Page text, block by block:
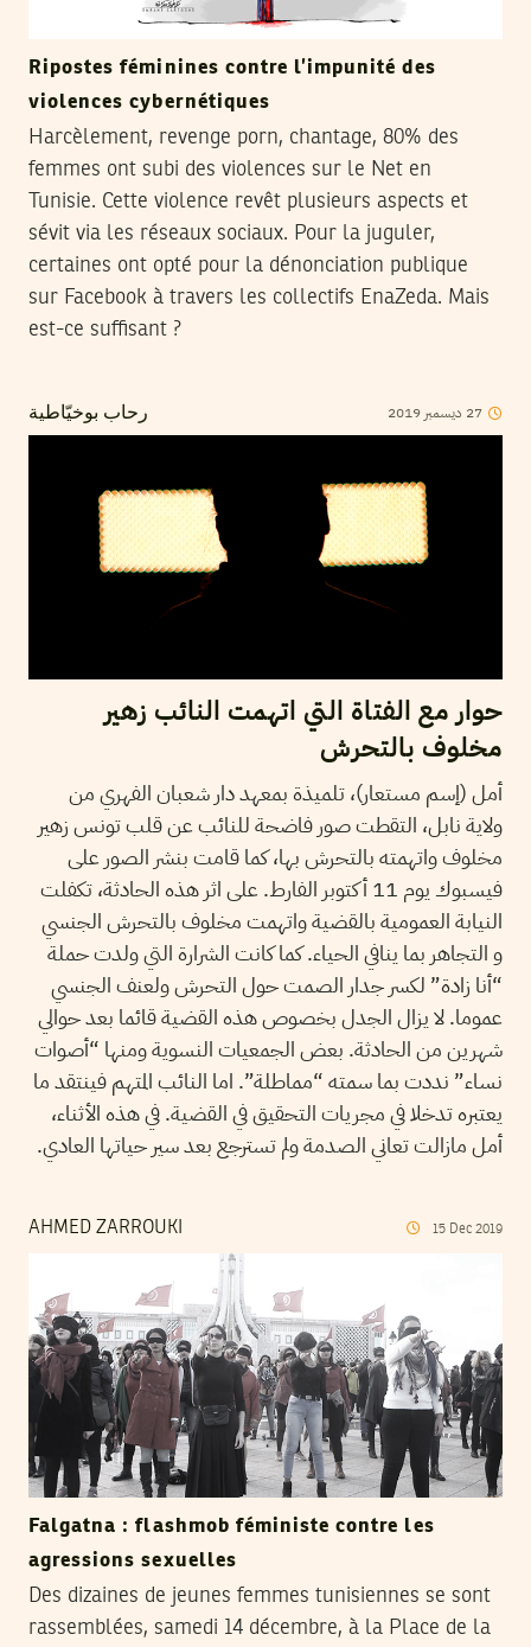
Ripostes féminines contre l’impunité des
violences cybernétiques
Harcèlement, revenge porn, chantage, 80% des
femmes ont subi des violences sur le Net en
Tunisie. Cette violence revêt plusieurs aspects et
sévit via les réseaux sociaux. Pour la juguler,
certaines ont opté pour la dénonciation publique
sur Facebook à travers les collectifs EnaZeda. Mais
est-ce suffisant ?
رحاب بوخيّاطية 27 ديسمبر 2019
حوار مع الفتاة التي اتهمت النائب زهير
مخلوف بالتحرش
أمل (إسم مستعار)، تلميذة بمعهد دار شعبان الفهري من
ولاية نابل، التقطت صور فاضحة للنائب عن قلب تونس زهير
مخلوف واتهمته بالتحرش بها، كما قامت بنشر الصور على
فيسبوك يوم 11 أكتوبر الفارط. على اثر هذه الحادثة، تكفلت
النيابة العمومية بالقضية واتهمت مخلوف بالتحرش الجنسي
و التجاهر بما ينافي الحياء. كما كانت الشرارة التي ولدت حملة
“أنا زادة” لكسر جدار الصمت حول التحرش ولعنف الجنسي
عموما. لا يزال الجدل بخصوص هذه القضية قائما بعد حوالي
شهرين من الحادثة. بعض الجمعيات النسوية ومنها “أصوات
نساء” نددت بما سمته “مماطلة”. اما النائب المتهم فينتقد ما
يعتبره تدخلا في مجريات التحقيق في القضية. في هذه الأثناء،
أمل مازالت تعاني الصدمة ولم تسترجع بعد سير حياتها العادي.
AHMED ZARROUKI 15 Dec 2019
Falgatna : flashmob féministe contre les
agressions sexuelles
Des dizaines de jeunes femmes tunisiennes se sont
rassemblées, samedi 14 décembre, à la Place de la